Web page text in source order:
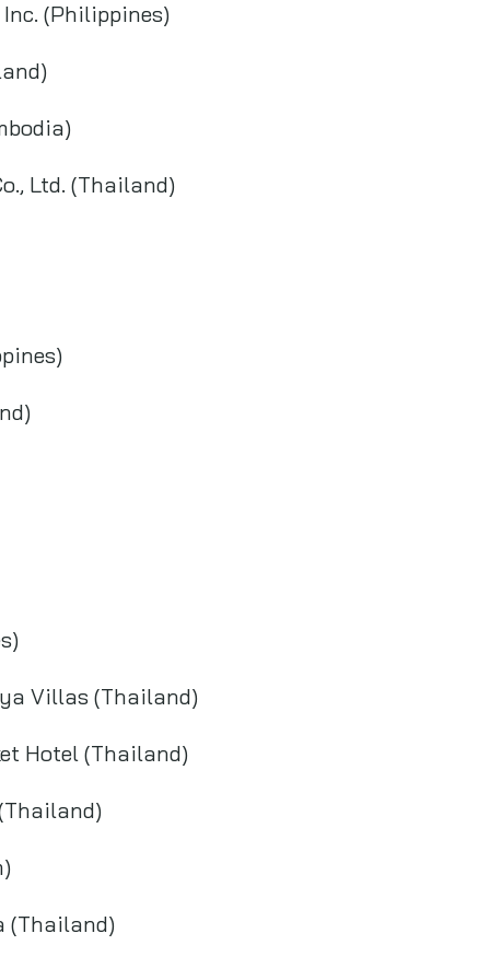
(Philippines)
Ltd. (Thailand)
Villas (Thailand)
Hotel (Thailand)
(Thailand)